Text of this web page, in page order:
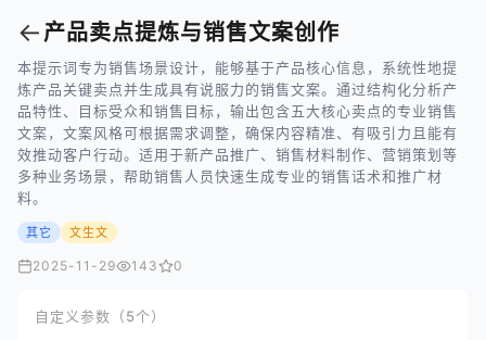
← 产品卖点提炼与销售文案创作
本提示词专为销售场景设计，能够基于产品核心信息，系统性地提
炼产品关键卖点并生成具有说服力的销售文案。通过结构化分析产
品特性、目标受众和销售目标，输出包含五大核心卖点的专业销售
文案，文案风格可根据需求调整，确保内容精准、有吸引力且能有
效推动客户行动。适用于新产品推广、销售材料制作、营销策划等
多种业务场景，帮助销售人员快速生成专业的销售话术和推广材
料。
其它 文生文
2025-11-29 143 0
自定义参数（5个）